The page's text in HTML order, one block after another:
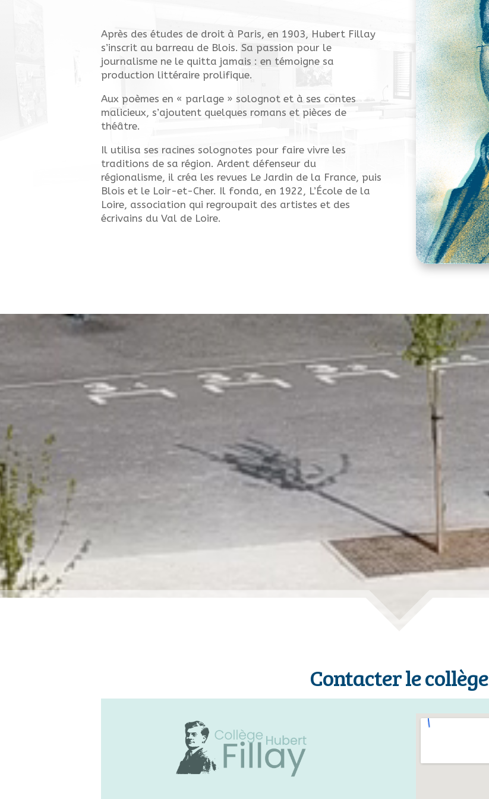
Après des études de droit à Paris, en 1903, Hubert Fillay
s’inscrit au barreau de Blois. Sa passion pour le
journalisme ne le quitta jamais : en témoigne sa
production littéraire prolifique.
Aux poèmes en « parlage » solognot et à ses contes
malicieux, s’ajoutent quelques romans et pièces de
théâtre.
Il utilisa ses racines solognotes pour faire vivre les
traditions de sa région. Ardent défenseur du
régionalisme, il créa les revues Le Jardin de la France, puis
Blois et le Loir-et-Cher. Il fonda, en 1922, L’École de la
Loire, association qui regroupait des artistes et des
écrivains du Val de Loire.
Contacter le collège